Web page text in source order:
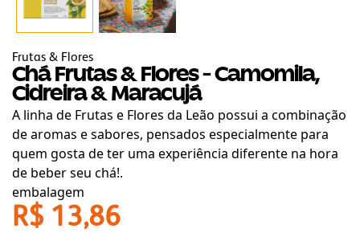
Frutas & Flores
Chá Frutas & Flores - Camomila,
Cidreira & Maracujá
A linha de Frutas e Flores da Leão possui a combinação
de aromas e sabores, pensados especialmente para
quem gosta de ter uma experiência diferente na hora
de beber seu chá!.
embalagem
R$ 13,86